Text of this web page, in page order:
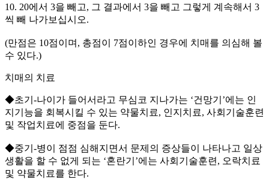
10. 20에서 3을 빼고, 그 결과에서 3을 빼고 그렇게 계속해서 3
씩 빼 나가보십시오.
(만점은 10점이며, 총점이 7점이하인 경우에 치매를 의심해 볼
수 있다.)
치매의 치료
◆초기-나이가 들어서라고 무심코 지나가는 ‘건망기’에는 인
지기능을 회복시킬 수 있는 약물치료, 인지치료, 사회기술훈련
및 작업치료에 중점을 둔다.
◆중기-병이 점점 심해지면서 문제의 증상들이 나타나고 일상
생활을 할 수 없게 되는 ‘혼란기’에는 사회기술훈련, 오락치료
및 약물치료를 한다.